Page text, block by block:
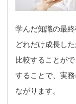
学んだ知識の最
どれだけ成長し
比較することが
することで、実
ながります。